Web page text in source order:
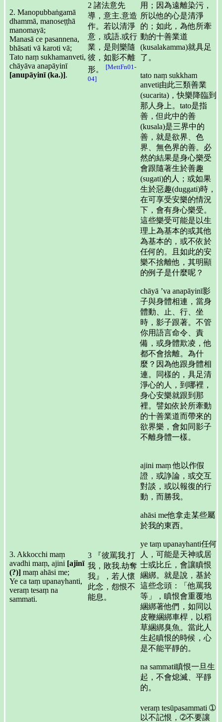
2. Manopubbaṅgamā
dhammā, manoseṭṭhā
manomayā;
Manasā ce pasannena,
bhāsati vā karoti vā;
Tato naṃ sukhamanveti,
chāyāva anapāyinī
[anupāyinī (ka.)].
2 諸法意先
導，意主.意造
作。若以清淨
意，或語.或行
業，是則樂隨
彼，如影不離
形。
[MettFn01-
04]
用；因為遠離染污，
所以他的心是清淨
的；如此，為他所牽
動的十善業道
(kusalakamma)就具足
了。
tato naṃ sukkham
anveti由此三類善業
(sucarita)，快樂降臨到
那人身上。tato是指
善，但此中的善
(kusala)是三界中的
善，就是欲界、色
界、無色界的善。必
然的結果是身心樂受
會跟隨著生於善趣
(sugati)的人；或如果
生於惡趣(duggati)時，
在可享受安樂的情況
下，會有身心樂受。
這些樂受可能是以生
理上為基本的或其他
為基本的，或不依於
任何的。且如此的安
樂不捨離他，其明顯
的例子是什麼呢？
chāyā ’va anapāyinī影
子與身體相連，當身
體動、止、行、坐
時，影子跟著。不管
你用語言命令、責
備，或身體欺凌，他
都不會捨離。為什
麼？因為他跟身體相
連。同樣的，具足清
淨心的人，到哪裡，
身心安樂就跟到那
裡。譬如依於所牽動
的十善業道而帶來的
欲界樂，會如同影子
不離身體一樣。
3. Akkocchi maṃ
avadhi maṃ, ajini [ajinī
(?)] maṃ ahāsi me;
Ye ca taṃ upanayhanti,
veraṃ tesaṃ na
sammati.
3 『彼罵我.打
我，敗我.劫奪
我』，若人懷
此念，怨恨不
能息。
ajini maṃ 他以作假
證，或諍論，或交互
對談，或以報復的行
動，而勝我。
ahāsi me他拿走某些屬
於我的東西。
ye taṃ upanayhanti任何
人，可能是天神或居
士或比丘，會讓瞋恨
綑綁。就是說，基於
這些念頭：「他罵我
等」，瞋恨會重覆地
綑綁著他們，如同以
皮鞭綑綁車桿，以稻
草綑綁臭魚。當此人
生起瞋恨的時候，心
是不能平靜的。
na sammati瞋恨一旦生
起，不會熄滅、平靜
的。
veraṃ tesūpasammati ➀
以不記恨，➁不要讓